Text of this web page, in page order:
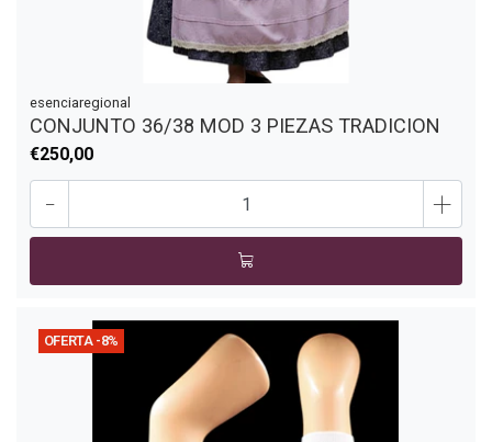
esenciaregional
CONJUNTO 36/38 MOD 3 PIEZAS TRADICION
€250,00
- +
OFERTA -8%